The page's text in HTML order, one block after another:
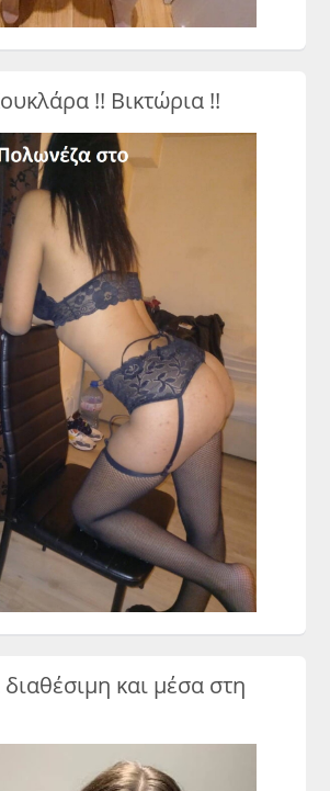
!! Βικτώρια !!
διαθέσιμη και μέσα στη